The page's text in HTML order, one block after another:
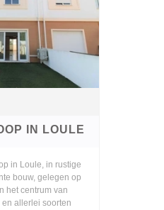
IN LOULE
in Loule, in rustige
bouw, gelegen op
het centrum van
allerlei soorten